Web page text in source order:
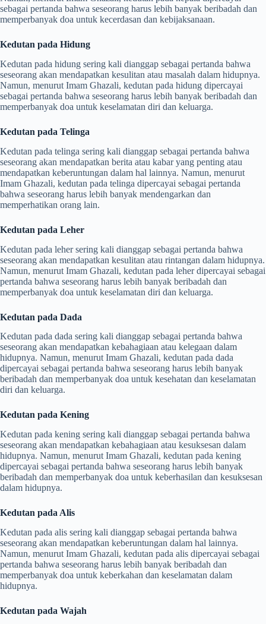
sebagai pertanda bahwa seseorang harus lebih banyak beribadah dan
memperbanyak doa untuk kecerdasan dan kebijaksanaan.
Kedutan pada Hidung
Kedutan pada hidung sering kali dianggap sebagai pertanda bahwa
seseorang akan mendapatkan kesulitan atau masalah dalam hidupnya.
Namun, menurut Imam Ghazali, kedutan pada hidung dipercayai
sebagai pertanda bahwa seseorang harus lebih banyak beribadah dan
memperbanyak doa untuk keselamatan diri dan keluarga.
Kedutan pada Telinga
Kedutan pada telinga sering kali dianggap sebagai pertanda bahwa
seseorang akan mendapatkan berita atau kabar yang penting atau
mendapatkan keberuntungan dalam hal lainnya. Namun, menurut
Imam Ghazali, kedutan pada telinga dipercayai sebagai pertanda
bahwa seseorang harus lebih banyak mendengarkan dan
memperhatikan orang lain.
Kedutan pada Leher
Kedutan pada leher sering kali dianggap sebagai pertanda bahwa
seseorang akan mendapatkan kesulitan atau rintangan dalam hidupnya.
Namun, menurut Imam Ghazali, kedutan pada leher dipercayai sebagai
pertanda bahwa seseorang harus lebih banyak beribadah dan
memperbanyak doa untuk keselamatan diri dan keluarga.
Kedutan pada Dada
Kedutan pada dada sering kali dianggap sebagai pertanda bahwa
seseorang akan mendapatkan kebahagiaan atau kelegaan dalam
hidupnya. Namun, menurut Imam Ghazali, kedutan pada dada
dipercayai sebagai pertanda bahwa seseorang harus lebih banyak
beribadah dan memperbanyak doa untuk kesehatan dan keselamatan
diri dan keluarga.
Kedutan pada Kening
Kedutan pada kening sering kali dianggap sebagai pertanda bahwa
seseorang akan mendapatkan kebahagiaan atau kesuksesan dalam
hidupnya. Namun, menurut Imam Ghazali, kedutan pada kening
dipercayai sebagai pertanda bahwa seseorang harus lebih banyak
beribadah dan memperbanyak doa untuk keberhasilan dan kesuksesan
dalam hidupnya.
Kedutan pada Alis
Kedutan pada alis sering kali dianggap sebagai pertanda bahwa
seseorang akan mendapatkan keberuntungan dalam hal lainnya.
Namun, menurut Imam Ghazali, kedutan pada alis dipercayai sebagai
pertanda bahwa seseorang harus lebih banyak beribadah dan
memperbanyak doa untuk keberkahan dan keselamatan dalam
hidupnya.
Kedutan pada Wajah